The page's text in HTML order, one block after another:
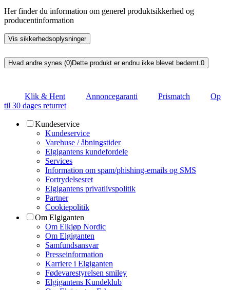
Her finder du information om generel produktsikkerhed og
producentinformation
Vis sikkerhedsoplysninger
Hvad andre synes (0)Dette produkt er endnu ikke blevet bedømt. 0
Klik & Hent Annoncegaranti Prismatch
Op
til 30 dages returret
Kundeservice
Kundeservice
Varehuse / åbningstider
Elgigantens kundefordele
Services
Information om spam/phishing-emails og SMS
Fortrydelsesret
Elgigantens privatlivspolitik
Partner
Cookiepolitik
Om Elgiganten
Om Elkjøp Nordic
Om Elgiganten
Samfundsansvar
Presseinformation
Karriere i Elgiganten
Fødevarestyrelsen smiley
Elgigantens Kundeklub